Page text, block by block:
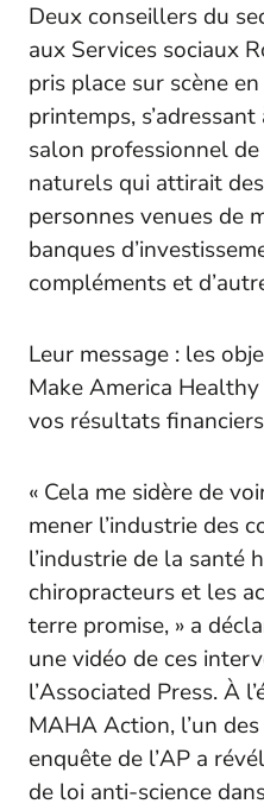
Deux conseillers du
aux Services sociaux
pris place sur scène
printemps,
salon professionnel
naturels qui attirait
personnes venues de
banques
compléments et
Leur message : les
Make America
vos résultats
« Cela me sidère de
mener l’industrie des
l’industrie de la santé
chiropracteurs et les
terre promise, » a
une vidéo de ces
l’Associated Press. À
MAHA Action, l’un
enquête de l’AP a
de loi anti-science